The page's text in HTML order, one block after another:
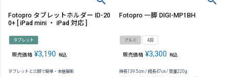
Fotopro タブレットホルダー ID-20
0+ [ iPad mini ・ iPad 対応 ]
タブレット
販売価格 ¥3,190 税込
タブレットと三脚で簡単・本格撮影
Fotopro 一脚 DIGI-MP1BH
アルミ 4段
販売価格 ¥3,300 税込
伸長139.5cm / 縮長47㎝ / 質量220g